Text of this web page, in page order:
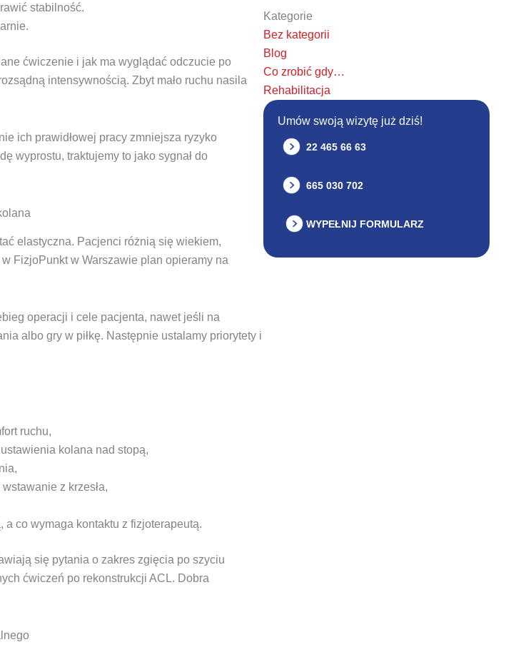
stabilność.
ćwiczenie i jak ma wyglądać odczucie po
intensywnością. Zbyt mało ruchu nasila
ich prawidłowej pracy zmniejsza ryzyko
wyprostu, traktujemy to jako sygnał do
elastyczna. Pacjenci różnią się wiekiem,
FizjoPunkt w Warszawie plan opieramy na
operacji i cele pacjenta, nawet jeśli na
albo gry w piłkę. Następnie ustalamy priorytety i
ruchu,
kolana nad stopą,
z krzesła,
co wymaga kontaktu z fizjoterapeutą.
się pytania o zakres zgięcia po szyciu
ćwiczeń po rekonstrukcji ACL. Dobra
Kategorie
Bez kategorii
Blog
Co zrobić gdy…
Rehabilitacja
Umów swoją wizytę już dziś!
22 465 66 63
665 030 702
WYPEŁNIJ FORMULARZ